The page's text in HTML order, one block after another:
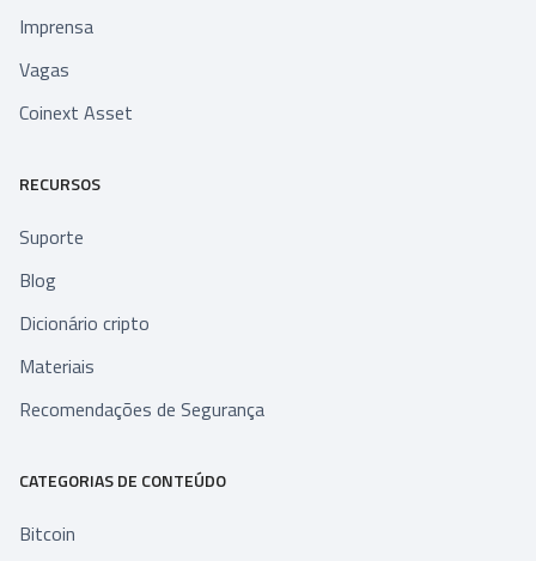
Imprensa
Vagas
Coinext Asset
RECURSOS
Suporte
Blog
Dicionário cripto
Materiais
Recomendações de Segurança
CATEGORIAS DE CONTEÚDO
Bitcoin